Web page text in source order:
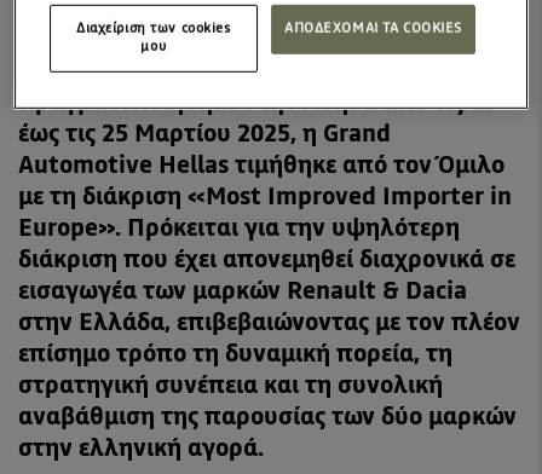
Στο πλαίσιο του Παγκόσμιου Συνεδρίου
Εισαγωγέων του Renault Group, που
πραγματοποιήθηκε στην Αθήνα από τις 23
έως τις 25 Μαρτίου 2025, η Grand
Automotive Hellas τιμήθηκε από τον Όμιλο
με τη διάκριση «Most Improved Importer in
Europe». Πρόκειται για την υψηλότερη
διάκριση που έχει απονεμηθεί διαχρονικά σε
εισαγωγέα των μαρκών Renault & Dacia
στην Ελλάδα, επιβεβαιώνοντας με τον πλέον
επίσημο τρόπο τη δυναμική πορεία, τη
στρατηγική συνέπεια και τη συνολική
αναβάθμιση της παρουσίας των δύο μαρκών
στην ελληνική αγορά.
ΑΠΟΔΕΧΟΜΑΙ ΤΑ COOKIES
Διαχείριση των cookies
μου